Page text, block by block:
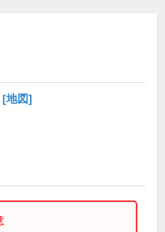
[地図]